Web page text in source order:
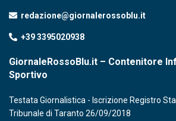
redazione@giornalerossoblu.it
+39 3395020938
GiornaleRossoBlu.it – Contenitore
Sportivo
Testata Giornalistica - Iscrizione Registro
Tribunale di Taranto 26/09/2018